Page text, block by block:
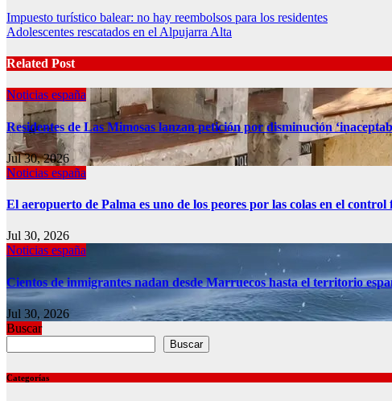
Post
navigation
Impuesto turístico balear: no hay reembolsos para los residentes
Adolescentes rescatados en el Alpujarra Alta
Related Post
Noticias españa
Residentes de Las Mimosas lanzan petición por disminución
Jul 30, 2026
Noticias españa
El aeropuerto de Palma es uno de los peores por las colas en el
Jul 30, 2026
Noticias españa
Cientos de inmigrantes nadan desde Marruecos hasta el territorio
Jul 30, 2026
Buscar
Buscar
Categorías